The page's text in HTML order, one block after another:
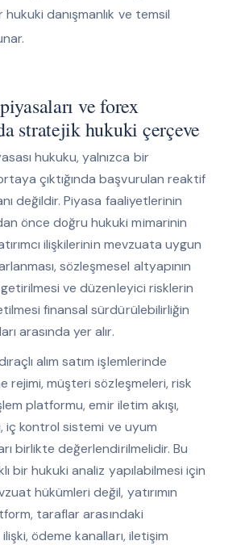
danışmanlık ve temsil
ve forex
stratejik hukuki çerçeve
hukuku, yalnızca bir
çıktığında başvurulan reaktif
değildir. Piyasa faaliyetlerinin
önce doğru hukuki mimarinin
ilişkilerinin mevzuata uygun
sözleşmesel altyapının
ve düzenleyici risklerin
finansal sürdürülebilirliğin
arasında yer alır.
alım satım işlemlerinde
rejimi, müşteri sözleşmeleri, risk
platformu, emir iletim akışı,
iç kontrol sistemi ve uyum
birlikte değerlendirilmelidir. Bu
bir hukuki analiz yapılabilmesi için
hükümleri değil, yatırımın
taraflar arasındaki
ödeme kanalları, iletişim